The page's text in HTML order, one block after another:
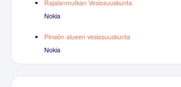
Rajalanmutkan Vesiosuuskunta
Nokia
Pinsiön alueen vesiosuuskunta
Nokia